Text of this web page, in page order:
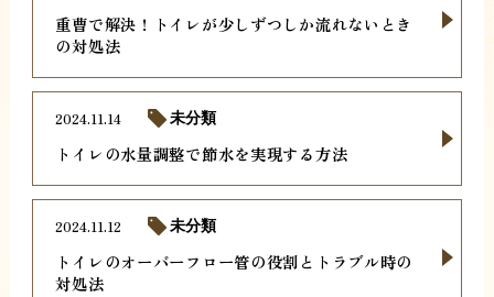
重曹で解決！トイレが少しずつしか流れないとき
の対処法
トイレの水量調整で節水を実現する方法
2024.11.14 未分類
トイレのオーバーフロー管の役割とトラブル時の
対処法
2024.11.12 未分類